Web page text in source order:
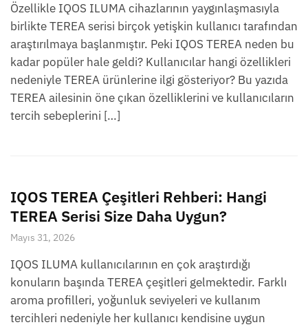
Özellikle IQOS ILUMA cihazlarının yaygınlaşmasıyla
birlikte TEREA serisi birçok yetişkin kullanıcı tarafından
araştırılmaya başlanmıştır. Peki IQOS TEREA neden bu
kadar popüler hale geldi? Kullanıcılar hangi özellikleri
nedeniyle TEREA ürünlerine ilgi gösteriyor? Bu yazıda
TEREA ailesinin öne çıkan özelliklerini ve kullanıcıların
tercih sebeplerini […]
IQOS TEREA Çeşitleri Rehberi: Hangi
TEREA Serisi Size Daha Uygun?
Mayıs 31, 2026
IQOS ILUMA kullanıcılarının en çok araştırdığı
konuların başında TEREA çeşitleri gelmektedir. Farklı
aroma profilleri, yoğunluk seviyeleri ve kullanım
tercihleri nedeniyle her kullanıcı kendisine uygun